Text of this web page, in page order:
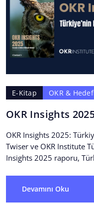
E-Kitap OKR &
OKR Insights
OKR Insights 2025:
Twiser ve OKR Institute
Insights 2025 raporu,
Devamını Oku